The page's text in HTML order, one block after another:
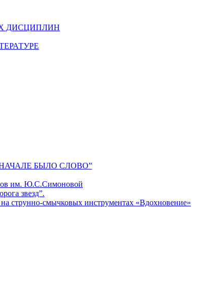
ДИСЦИПЛИН
БЫЛО СЛОВО”
им. Ю.С.Симоновой
звезд”.
струнно-смычковых инструментах «Вдохновение»